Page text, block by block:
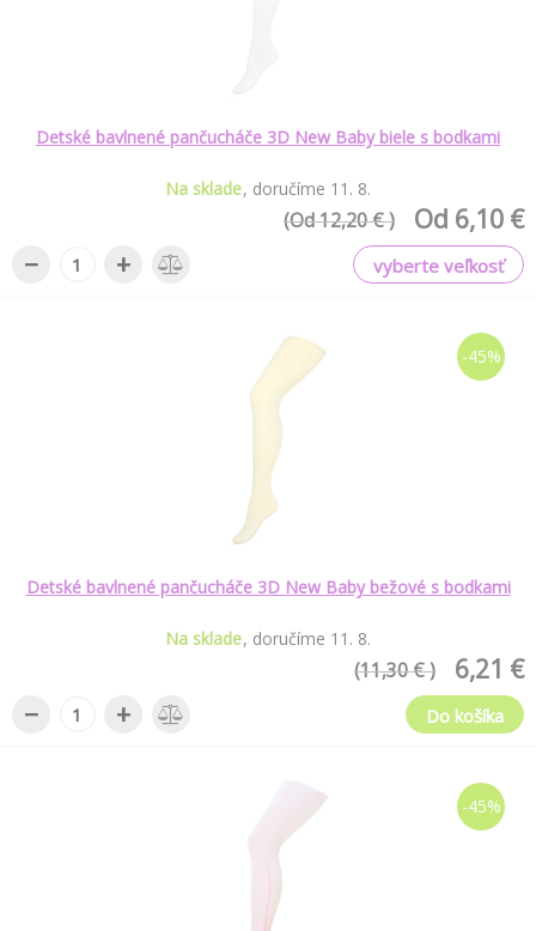
Detské bavlnené pančucháče 3D New Baby biele s bodkami
Na sklade doručíme 11 . 8.
Od 6,10 €
(Od 12,20 € )
− + vyberte veľkosť
-45%
Detské bavlnené pančucháče 3D New Baby bežové s bodkami
Na sklade doručíme 11 . 8.
6,21 €
(11,30 € )
− + Do košíka
-45%